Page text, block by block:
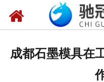
成都石墨模具在